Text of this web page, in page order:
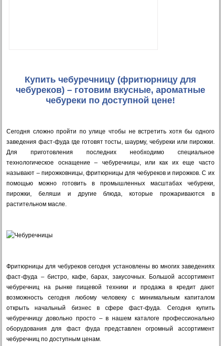
Купить чебуречницу (фритюрницу для
чебуреков) – готовим вкусные, ароматные
чебуреки по доступной цене!
Сегодня сложно пройти по улице чтобы не встретить хотя бы одного
заведения фаст-фуда где готовят тосты, шаурму, чебуреки или пирожки.
Для приготовления последних необходимо специальное
технологическое оснащение – чебуречницы, или как их еще часто
называют – пирожковницы, фритюрницы для чебуреков и пирожков. С их
помощью можно готовить в промышленных масштабах чебуреки,
пирожки, беляши и другие блюда, которые прожариваются в
растительном масле.
Фритюрницы для чебуреков сегодня установлены во многих заведениях
фаст-фуда – бистро, кафе, барах, закусочных. Большой ассортимент
чебуречниц на рынке пищевой техники и продажа в кредит дают
возможность сегодня любому человеку с минимальным капиталом
открыть начальный бизнес в сфере фаст-фуда. Сегодня купить
чебуречницу довольно просто – в нашем каталоге профессионально
оборудования для фаст фуда представлен огромный ассортимент
чебуречниц по доступным ценам.